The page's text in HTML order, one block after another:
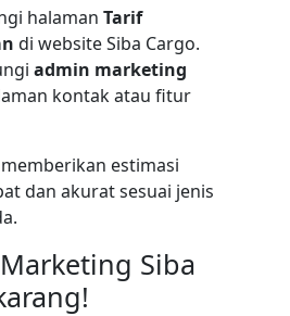
halaman Tarif
di website Siba Cargo.
admin marketing
kontak atau fitur
estimasi
dan akurat sesuai jenis
Siba